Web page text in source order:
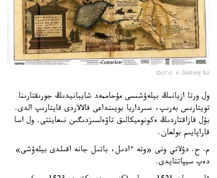
Фото: e-history.kz
ول ورتا ازيانىڭ بيلەۋشىسى مۇحاممەد شايبانيدىڭ جورىقتارىنا
تويتارىس بەرىپ، سىرداريا بويىنداعى قالالاردى قايتارىپ الدى.
بۇل قازاقتاردىڭ ەكونوميكالىق تاۋەلسىزدىگىن نىعايتتى. ول اسا
قاراپايىم بولعان.
م. ح. دۋلاتي ونى «وتە ءادىل، باتىل جانە اقىلدى بيلەۋشى»
دەپ سيپاتتايدى.